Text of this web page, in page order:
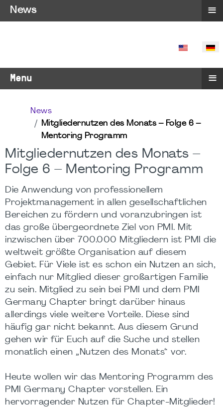
SPRACHE
Menu ≡
News
Mitgliedernutzen des Monats – Folge 6 –
Mentoring Programm
Mitgliedernutzen des Monats –
Folge 6 – Mentoring Programm
Die Anwendung von professionellem
Projektmanagement in allen gesellschaftlichen
Bereichen zu fördern und voranzubringen ist
das große übergeordnete Ziel von PMI. Mit
inzwischen über 700.000 Mitgliedern ist PMI die
weltweit größte Organisation auf diesem
Gebiet. Für Viele ist es schon ein Nutzen an sich,
einfach nur Mitglied dieser großartigen Familie
zu sein. Mitglied zu sein bei PMI und dem PMI
Germany Chapter bringt darüber hinaus
allerdings viele weitere Vorteile. Diese sind
häufig gar nicht bekannt. Aus diesem Grund
gehen wir für Euch auf die Suche und stellen
monatlich einen „Nutzen des Monats“ vor.
Heute wollen wir das Mentoring Programm des
PMI Germany Chapter vorstellen. Ein
hervorragender Nutzen für Chapter-Mitglieder!
News ≡